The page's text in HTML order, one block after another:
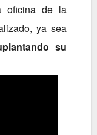
oficina de la
ya sea
su